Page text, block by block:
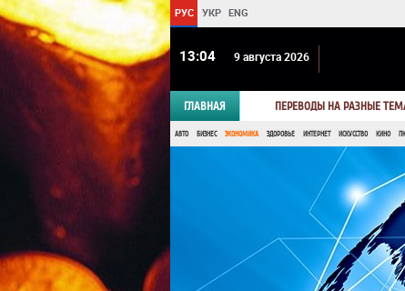
РУС УКР ENG
13 04 9 августа 2026
ГЛАВНАЯ ПЕРЕВОДЫ НА РАЗНЫЕ
АВТО БИЗНЕС ЭКОНОМИКА ЗДОРОВЬЕ ИНТЕРНЕТ ИСКУССТВО КИНО